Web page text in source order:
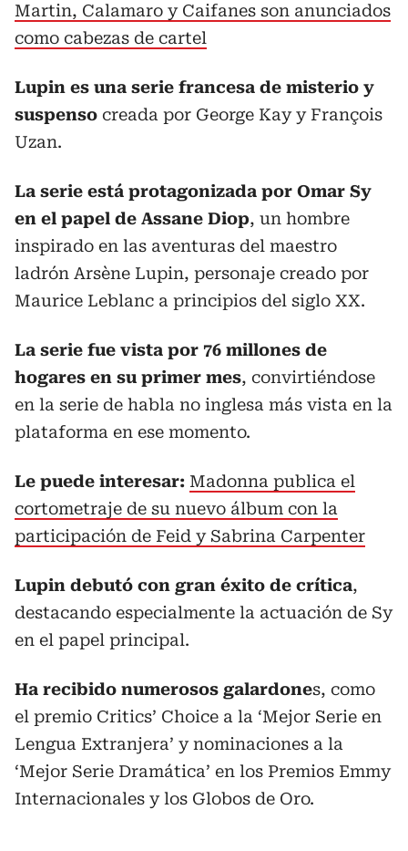
Martin, Calamaro y Caifanes son anunciados
como cabezas de cartel
Lupin es una serie francesa de misterio y
suspenso creada por George Kay y François
Uzan.
La serie está protagonizada por Omar Sy
en el papel de Assane Diop, un hombre
inspirado en las aventuras del maestro
ladrón Arsène Lupin, personaje creado por
Maurice Leblanc a principios del siglo XX.
La serie fue vista por 76 millones de
hogares en su primer mes, convirtiéndose
en la serie de habla no inglesa más vista en la
plataforma en ese momento.
Le puede interesar: Madonna publica el
cortometraje de su nuevo álbum con la
participación de Feid y Sabrina Carpenter
Lupin debutó con gran éxito de crítica,
destacando especialmente la actuación de Sy
en el papel principal.
Ha recibido numerosos galardones, como
el premio Critics’ Choice a la ‘Mejor Serie en
Lengua Extranjera’ y nominaciones a la
‘Mejor Serie Dramática’ en los Premios Emmy
Internacionales y los Globos de Oro.